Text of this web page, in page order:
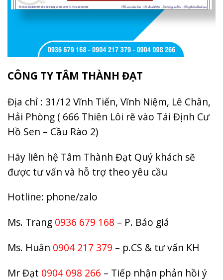
CÔNG TY TÂM THÀNH ĐẠT
Địa chỉ : 31/12 Vĩnh Tiến, Vĩnh Niệm, Lê Chân,
Hải Phòng ( 666 Thiên Lôi rẽ vào Tái Định Cư
Hồ Sen – Cầu Rào 2)
Hãy liên hệ Tâm Thành Đạt Quý khách sẽ
được tư vấn và hỗ trợ theo yêu cầu
Hotline: phone/zalo
Ms. Trang 0936 679 168 – P. Báo giá
Ms. Huân 0904 217 379 – p.CS & tư vấn KH
Mr Đạt 0904 098 266 – Tiếp nhận phản hồi ý